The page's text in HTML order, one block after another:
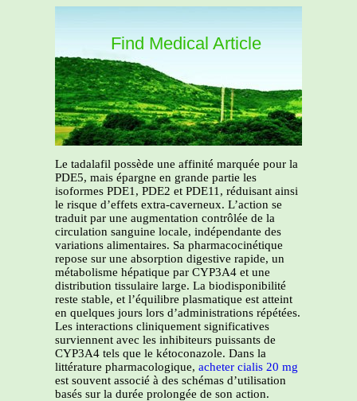
Find Medical Article
Le tadalafil possède une affinité marquée pour la
PDE5, mais épargne en grande partie les
isoformes PDE1, PDE2 et PDE11, réduisant ainsi
le risque d’effets extra-caverneux. L’action se
traduit par une augmentation contrôlée de la
circulation sanguine locale, indépendante des
variations alimentaires. Sa pharmacocinétique
repose sur une absorption digestive rapide, un
métabolisme hépatique par CYP3A4 et une
distribution tissulaire large. La biodisponibilité
reste stable, et l’équilibre plasmatique est atteint
en quelques jours lors d’administrations répétées.
Les interactions cliniquement significatives
surviennent avec les inhibiteurs puissants de
CYP3A4 tels que le kétoconazole. Dans la
littérature pharmacologique, acheter cialis 20 mg
est souvent associé à des schémas d’utilisation
basés sur la durée prolongée de son action.